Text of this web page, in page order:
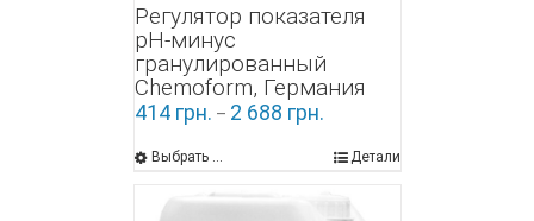
Регулятор показателя
pH-минус
гранулированный
Chemoform, Германия
414 грн. – 2 688 грн.
Выбрать ... Детали